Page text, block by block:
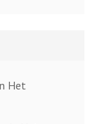
Het